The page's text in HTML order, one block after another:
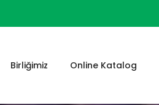
Birliğimiz Online Katalog